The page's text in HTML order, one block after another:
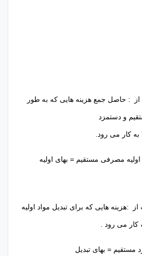
از : حاصل جمع هزینه هایی که به طور
و دستمزد
کار می رود.
مصرفی مستقیم = بهای اولیه
:هزینه هایی که برای تبدیل مواد اولیه
کار می رود .
= بهای تبدیل